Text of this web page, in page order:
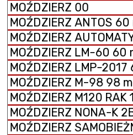
MOŹDZIERZ 00
MOŹDZIERZ ANTOS 60
MOŹDZIERZ
MOŹDZIERZ LM-60 60
MOŹDZIERZ LMP-2017
MOŹDZIERZ M-98 98
MOŹDZIERZ M120 RAK
MOŹDZIERZ NONA-K
MOŹDZIERZ